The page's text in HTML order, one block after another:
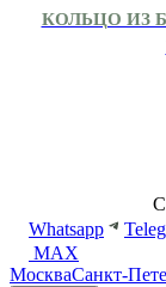
КОЛЬЦО ИЗ
Whatsapp
MAX
МоскваСанкт-